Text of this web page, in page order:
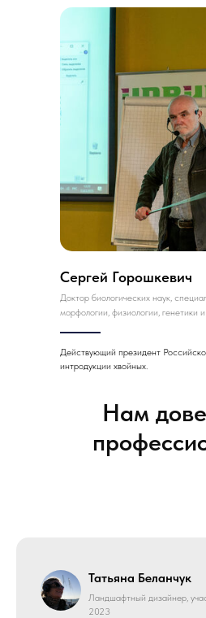
Сергей Горошкевич
Доктор биологических наук,
морфологии, физиологии, генетики
Действующий президент
интродукции хвойных.
Нам
Татьяна Беланчук
Ландшафтный дизайнер,
2023